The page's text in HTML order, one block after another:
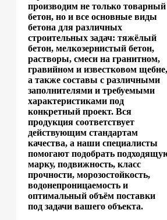
производим не только товарный
бетон, но и все основные виды
бетона для различных
строительных задач: тяжёлый
бетон, мелкозернистый бетон,
растворы, смеси на гранитном,
гравийном и известковом щебне,
а также составы с различными
заполнителями и требуемыми
характеристиками под
конкретный проект. Вся
продукция соответствует
действующим стандартам
качества, а наши специалисты
помогают подобрать
марку, подвижность, класс
прочности, морозостойкость,
водонепроницаемость и
оптимальный объём поставки
под задачи вашего объекта.